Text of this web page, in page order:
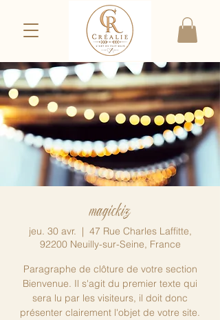
magickiz
jeu. 30 avr.
  |
47 Rue Charles Laffitte,
92200 Neuilly-sur-Seine, France
Paragraphe de clôture de votre section
Bienvenue. Il s'agit du premier texte qui
sera lu par les visiteurs, il doit donc
présenter clairement l'objet de votre site.